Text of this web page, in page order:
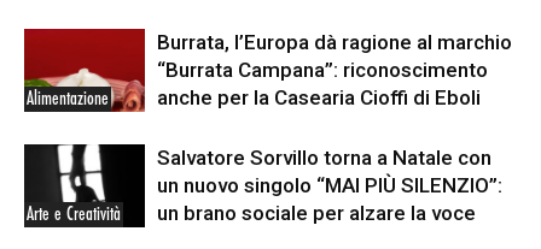
Alimentazione
Burrata, l’Europa dà ragione al marchio
“Burrata Campana”: riconoscimento
anche per la Casearia Cioffi di Eboli
Arte e Creatività
Salvatore Sorvillo torna a Natale con
un nuovo singolo “MAI PIÙ SILENZIO”:
un brano sociale per alzare la voce